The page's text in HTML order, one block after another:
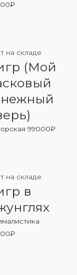
₽
на складе
(Мой
99000₽
на складе
в
₽